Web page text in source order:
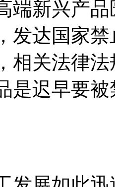
端新兴产
发达国家
相关法律
是迟早要